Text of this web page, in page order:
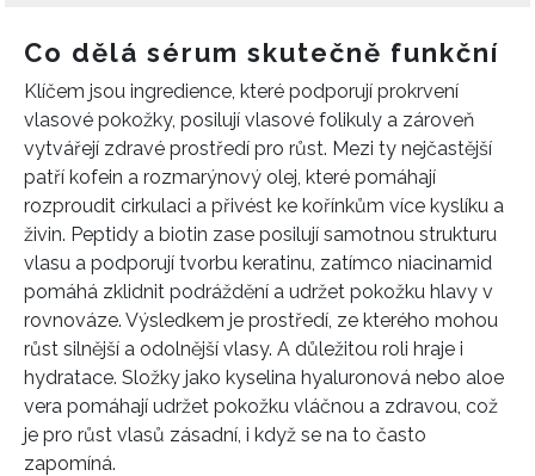
Co dělá sérum skutečně funkční
Klíčem jsou ingredience, které podporují prokrvení
vlasové pokožky, posilují vlasové folikuly a zároveň
vytvářejí zdravé prostředí pro růst. Mezi ty nejčastější
patří kofein a rozmarýnový olej, které pomáhají
rozproudit cirkulaci a přivést ke kořínkům více kyslíku a
živin. Peptidy a biotin zase posilují samotnou strukturu
vlasu a podporují tvorbu keratinu, zatímco niacinamid
pomáhá zklidnit podráždění a udržet pokožku hlavy v
rovnováze. Výsledkem je prostředí, ze kterého mohou
růst silnější a odolnější vlasy. A důležitou roli hraje i
hydratace. Složky jako kyselina hyaluronová nebo aloe
vera pomáhají udržet pokožku vláčnou a zdravou, což
je pro růst vlasů zásadní, i když se na to často
zapomíná.